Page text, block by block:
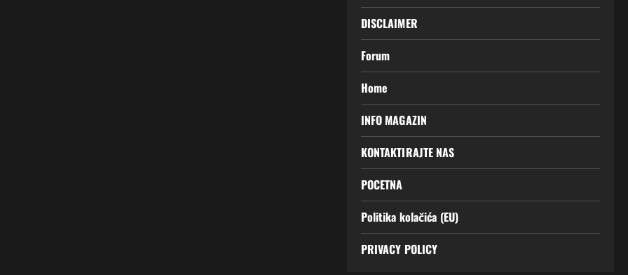
DISCLAIMER
Forum
Home
INFO MAGAZIN
KONTAKTIRAJTE NAS
POCETNA
Politika kolačića (EU)
PRIVACY POLICY